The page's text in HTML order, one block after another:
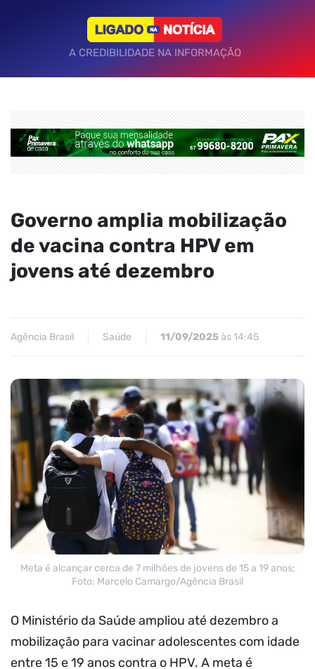
A CREDIBILIDADE NA INFORMAÇÃO
Governo amplia mobilização
de vacina contra HPV em
jovens até dezembro
Agência Brasil Saúde 11/09/2025às 14:45
Meta é alcançar cerca de 7 milhões de jovens de 15 a 19 anos;
Foto: Marcelo Camargo/Agência Brasil
O Ministério da Saúde ampliou até dezembro a
mobilização para vacinar adolescentes com idade
entre 15 e 19 anos contra o HPV. A meta é